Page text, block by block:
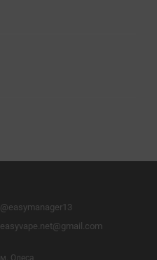
@easymanager13
easyvape.net@gmail.com
м. Одеса